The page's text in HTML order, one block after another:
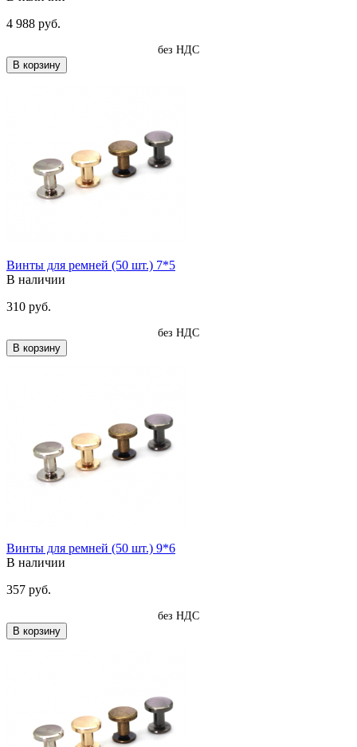
4 988 руб.
без НДС
В корзину
Винты для ремней (50 шт.) 7*5
В наличии
310 руб.
без НДС
В корзину
Винты для ремней (50 шт.) 9*6
В наличии
357 руб.
без НДС
В корзину